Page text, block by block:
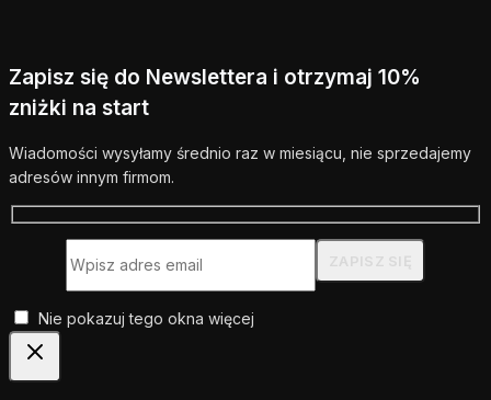
Zapisz się do Newslettera i otrzymaj 10%
zniżki na start
Wiadomości wysyłamy średnio raz w miesiącu, nie sprzedajemy
adresów innym firmom.
Nie pokazuj tego okna więcej